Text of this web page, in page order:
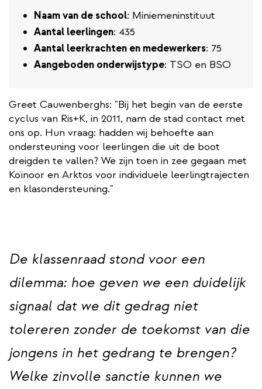
Naam van de school: Miniemeninstituut
Aantal leerlingen: 435
Aantal leerkrachten en medewerkers: 75
Aangeboden onderwijstype: TSO en BSO
Greet Cauwenberghs: "Bij het begin van de eerste
cyclus van Ris+K, in 2011, nam de stad contact met
ons op. Hun vraag: hadden wij behoefte aan
ondersteuning voor leerlingen die uit de boot
dreigden te vallen? We zijn toen in zee gegaan met
Koïnoor en Arktos voor individuele leerlingtrajecten
en klasondersteuning."
De klassenraad stond voor een
dilemma: hoe geven we een duidelijk
signaal dat we dit gedrag niet
tolereren zonder de toekomst van die
jongens in het gedrang te brengen?
Welke zinvolle sanctie kunnen we